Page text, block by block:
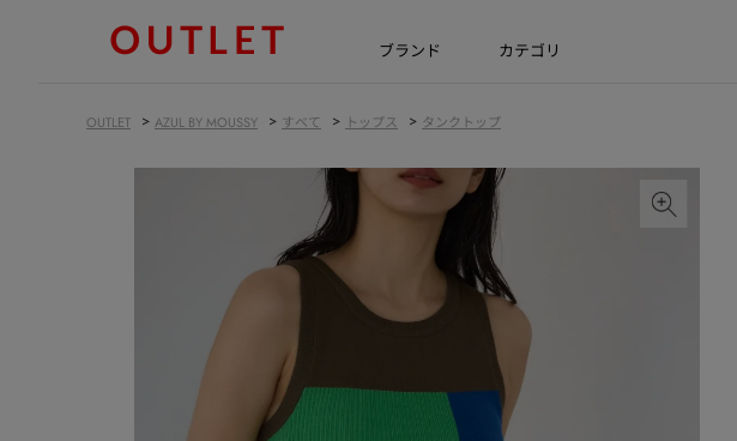
ブランド カテゴリ
OUTLET > AZUL BY MOUSSY > すべて > トップス > タンクトップ